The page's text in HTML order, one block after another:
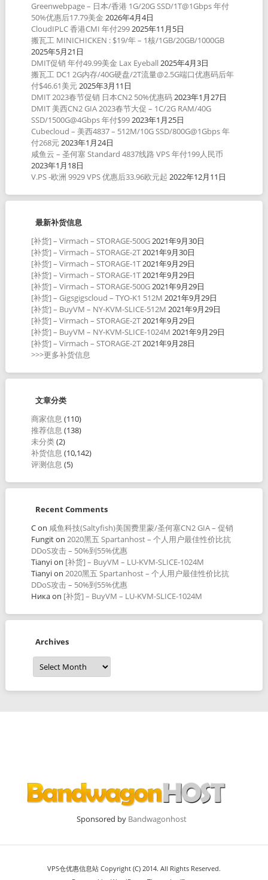
Greenwebpage – 日本/香港 1G/20G SSD/1T@1Gbps 年付
50%优惠后17.79美金 2026年4月4日
CloudIPLC 香港CMI 年付2992025年11月5日
搬瓦工 MINICHICKEN : $19/年 – 1核/1GB/20GB/1000GB
2025年5月21日
DMIT促销 年付49.99美金 Lax Eyeball 2025年4月3日
搬瓦工 DC1 2G内存/40G硬盘/2T流量@2.5G端口优惠码后年
付$46.61美元2025年3月11日
DMIT 2023春节促销 日本CN2 50%优惠码2023年1月27日
DMIT 美西CN2 GIA 2023春节大促 – 1C/2G RAM/40G
SSD/1500G@4Gbps 年付$992023年1月25日
Cubecloud – 美西4837 – 512M/10G SSD/800G@1Gbps 年
付268元2023年1月24日
咸鱼云 – 圣何塞 Standard 4837线路 VPS 年付199人民币
2023年1月18日
V.PS -欧洲 9929 VPS 优惠后33.96欧元起 2022年12月11日
最新补货信息
[补货] – Virmach – STORAGE-500G2021年9月30日
[补货] – Virmach – STORAGE-2T2021年9月30日
[补货] – Virmach – STORAGE-1T2021年9月29日
[补货] – Virmach – STORAGE-1T2021年9月29日
[补货] – Virmach – STORAGE-500G2021年9月29日
[补货] – Gigsgigscloud – TYO-K1 512M 2021年9月29日
[补货] – BuyVM – NY-KVM-SLICE-512M 2021年9月29日
[补货] – Virmach – STORAGE-2T2021年9月29日
[补货] – BuyVM – NY-KVM-SLICE-1024M 2021年9月29日
[补货] – Virmach – STORAGE-2T2021年9月28日
>>>更多补货信息
文章分类
商家信息 (110)
推荐信息 (138)
未分类(2)
补货信息 (10,142)
评测信息 (5)
Recent Comments
Con 咸鱼科技(Saltyfish)美国费里蒙/圣何塞CN2 GIA – 促销
Fungiton 2020黑五 Spartanhost – 个人用户最佳性价比抗
DDoS攻击 – 50%到55%优惠
Tianyion [补货] – BuyVM – LU-KVM-SLICE-1024M
Tianyion 2020黑五 Spartanhost – 个人用户最佳性价比抗
DDoS攻击 – 50%到55%优惠
Никаon [补货] – BuyVM – LU-KVM-SLICE-1024M
Archives
Archives
Sponsored by Bandwagonhost
VPS仓优惠信息站 Copyright (C) 2014. All Rights Reserved.